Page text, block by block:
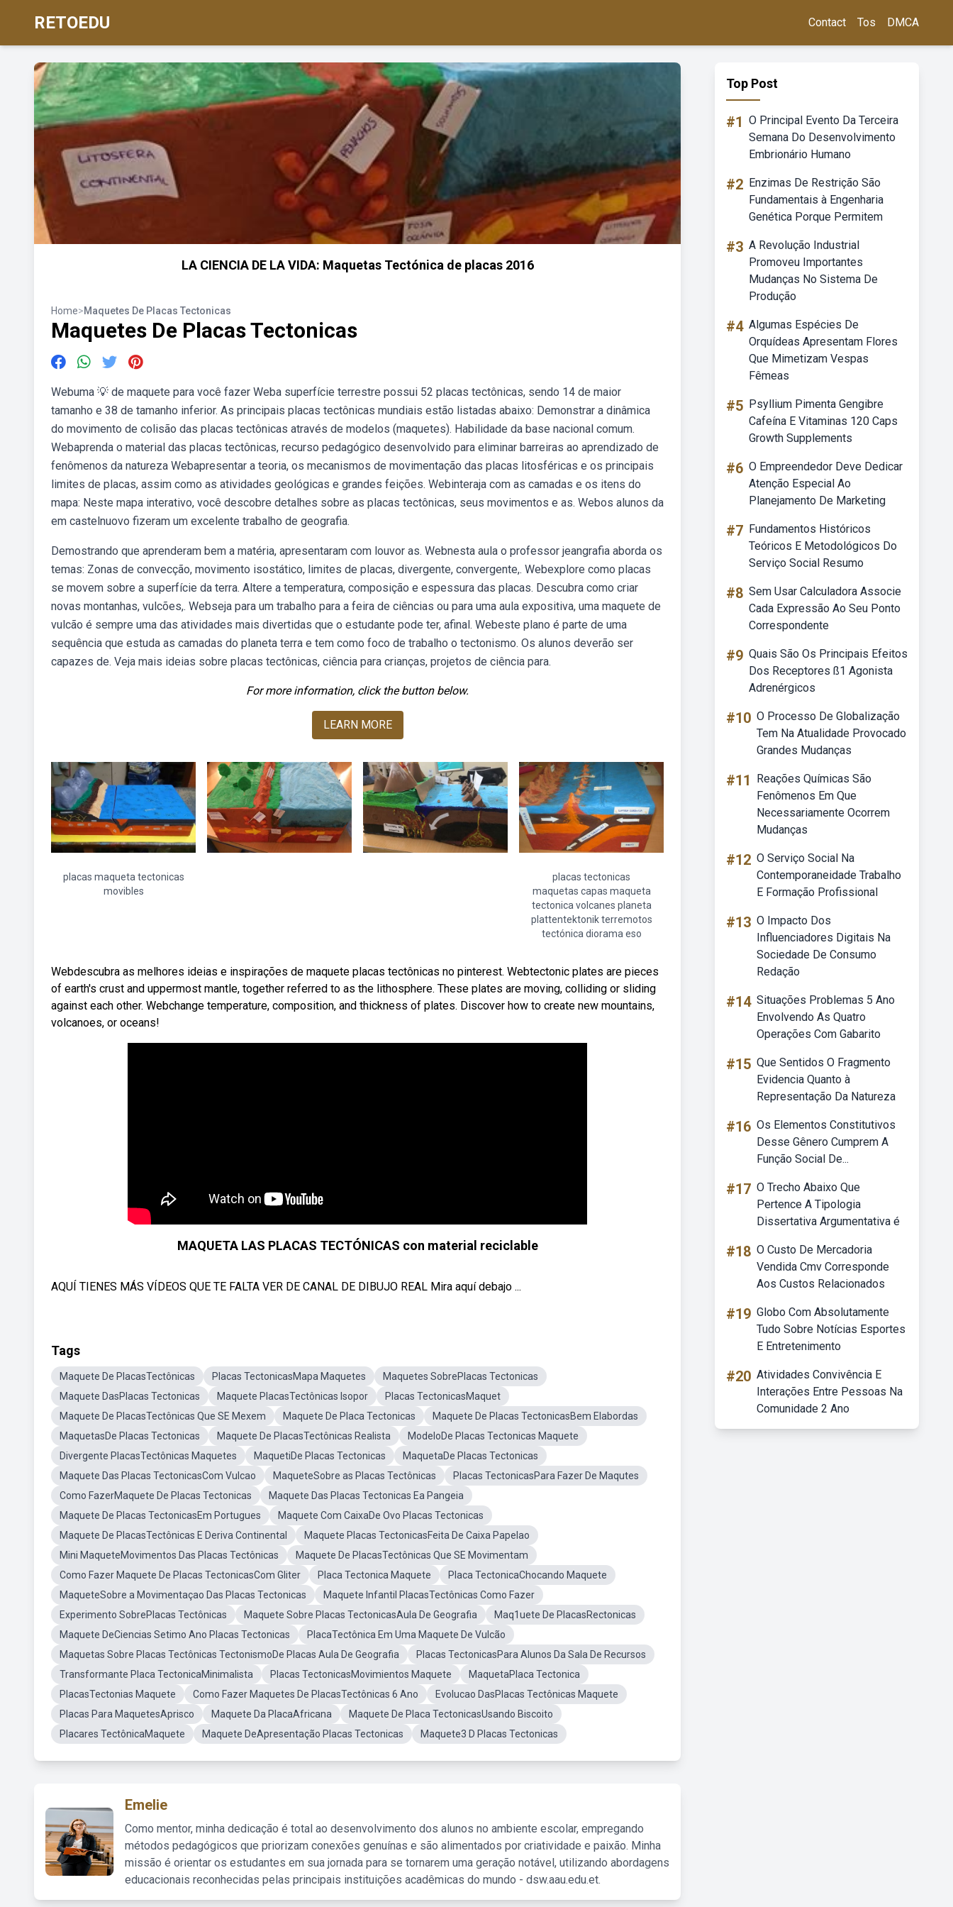
RETOEDU Contact Tos DMCA
LA CIENCIA DE LA VIDA: Maquetas Tectónica de placas 2016
Home>Maquetes De Placas Tectonicas
Maquetes De Placas Tectonicas
Webuma 💡 de maquete para você fazer Weba superfície terrestre possui 52 placas tectônicas, sendo 14 de maior
tamanho e 38 de tamanho inferior. As principais placas tectônicas mundiais estão listadas abaixo: Demonstrar a dinâmica
do movimento de colisão das placas tectônicas através de modelos (maquetes). Habilidade da base nacional comum.
Webaprenda o material das placas tectônicas, recurso pedagógico desenvolvido para eliminar barreiras ao aprendizado de
fenômenos da natureza Webapresentar a teoria, os mecanismos de movimentação das placas litosféricas e os principais
limites de placas, assim como as atividades geológicas e grandes feições. Webinteraja com as camadas e os itens do
mapa: Neste mapa interativo, você descobre detalhes sobre as placas tectônicas, seus movimentos e as. Webos alunos da
em castelnuovo fizeram um excelente trabalho de geografia.
Demostrando que aprenderam bem a matéria, apresentaram com louvor as. Webnesta aula o professor jeangrafia aborda os
temas: Zonas de convecção, movimento isostático, limites de placas, divergente, convergente,. Webexplore como placas
se movem sobre a superfície da terra. Altere a temperatura, composição e espessura das placas. Descubra como criar
novas montanhas, vulcões,. Webseja para um trabalho para a feira de ciências ou para uma aula expositiva, uma maquete de
vulcão é sempre uma das atividades mais divertidas que o estudante pode ter, afinal. Webeste plano é parte de uma
sequência que estuda as camadas do planeta terra e tem como foco de trabalho o tectonismo. Os alunos deverão ser
capazes de. Veja mais ideias sobre placas tectônicas, ciência para crianças, projetos de ciência para.
For more information, click the button below.
LEARN MORE
placas maqueta tectonicas
movibles
placas tectonicas
maquetas capas maqueta
tectonica volcanes planeta
plattentektonik terremotos
tectónica diorama eso
Webdescubra as melhores ideias e inspirações de maquete placas tectônicas no pinterest. Webtectonic plates are pieces
of earth's crust and uppermost mantle, together referred to as the lithosphere. These plates are moving, colliding or sliding
against each other. Webchange temperature, composition, and thickness of plates. Discover how to create new mountains,
volcanoes, or oceans!
MAQUETA LAS PLACAS TECTÓNICAS con material reciclable
AQUÍ TIENES MÁS VÍDEOS QUE TE FALTA VER DE CANAL DE DIBUJO REAL Mira aquí debajo ...
Tags
Maquete De PlacasTectônicas Placas TectonicasMapa Maquetes
Maquetes SobrePlacas Tectonicas
Maquete DasPlacas Tectonicas
Maquete PlacasTectônicas Isopor
Placas TectonicasMaquet
Maquete De PlacasTectônicas Que SE Mexem
Maquete De Placa Tectonicas
Maquete De Placas TectonicasBem Elabordas
MaquetasDe Placas Tectonicas
Maquete De PlacasTectônicas Realista
ModeloDe Placas Tectonicas Maquete
Divergente PlacasTectônicas Maquetes
MaquetiDe Placas Tectonicas
MaquetaDe Placas Tectonicas
Maquete Das Placas TectonicasCom Vulcao
MaqueteSobre as Placas Tectônicas
Placas TectonicasPara Fazer De Maqutes
Como FazerMaquete De Placas Tectonicas
Maquete Das Placas Tectonicas Ea Pangeia
Maquete De Placas TectonicasEm Portugues
Maquete Com CaixaDe Ovo Placas Tectonicas
Maquete De PlacasTectônicas E Deriva Continental
Maquete Placas TectonicasFeita De Caixa Papelao
Mini MaqueteMovimentos Das Placas Tectônicas
Maquete De PlacasTectônicas Que SE Movimentam
Como Fazer Maquete De Placas TectonicasCom Gliter
Placa Tectonica Maquete
Placa TectonicaChocando Maquete
MaqueteSobre a Movimentaçao Das Placas Tectonicas
Maquete Infantil PlacasTectônicas Como Fazer
Experimento SobrePlacas Tectônicas
Maquete Sobre Placas TectonicasAula De Geografia
Maq1uete De PlacasRectonicas
Maquete DeCiencias Setimo Ano Placas Tectonicas
PlacaTectônica Em Uma Maquete De Vulcão
Maquetas Sobre Placas Tectônicas TectonismoDe Placas Aula De Geografia
Placas TectonicasPara Alunos Da Sala De Recursos
Transformante Placa TectonicaMinimalista
Placas TectonicasMovimientos Maquete
MaquetaPlaca Tectonica
PlacasTectonias Maquete
Como Fazer Maquetes De PlacasTectônicas 6 Ano
Evolucao DasPlacas Tectônicas Maquete
Placas Para MaquetesAprisco
Maquete Da PlacaAfricana
Maquete De Placa TectonicasUsando Biscoito
Placares TectônicaMaquete
Maquete DeApresentação Placas Tectonicas Maquete3 D Placas Tectonicas
Emelie
Como mentor, minha dedicação é total ao desenvolvimento dos alunos no ambiente escolar, empregando
métodos pedagógicos que priorizam conexões genuínas e são alimentados por criatividade e paixão. Minha
missão é orientar os estudantes em sua jornada para se tornarem uma geração notável, utilizando abordagens
educacionais reconhecidas pelas principais instituições acadêmicas do mundo - dsw.aau.edu.et.
Top Post
#1 O Principal Evento Da Terceira
Semana Do Desenvolvimento
Embrionário Humano
#2 Enzimas De Restrição São
Fundamentais à Engenharia
Genética Porque Permitem
#3 A Revolução Industrial
Promoveu Importantes
Mudanças No Sistema De
Produção
#4 Algumas Espécies De
Orquídeas Apresentam Flores
Que Mimetizam Vespas
Fêmeas
#5 Psyllium Pimenta Gengibre
Cafeína E Vitaminas 120 Caps
Growth Supplements
#6 O Empreendedor Deve Dedicar
Atenção Especial Ao
Planejamento De Marketing
#7 Fundamentos Históricos
Teóricos E Metodológicos Do
Serviço Social Resumo
#8 Sem Usar Calculadora Associe
Cada Expressão Ao Seu Ponto
Correspondente
#9 Quais São Os Principais Efeitos
Dos Receptores ß1 Agonista
Adrenérgicos
#10 O Processo De Globalização
Tem Na Atualidade Provocado
Grandes Mudanças
#11
Reações Químicas São
Fenômenos Em Que
Necessariamente Ocorrem
Mudanças
#12 O Serviço Social Na
Contemporaneidade Trabalho
E Formação Profissional
#13 O Impacto Dos
Influenciadores Digitais Na
Sociedade De Consumo
Redação
#14 Situações Problemas 5 Ano
Envolvendo As Quatro
Operações Com Gabarito
#15 Que Sentidos O Fragmento
Evidencia Quanto à
Representação Da Natureza
#16 Os Elementos Constitutivos
Desse Gênero Cumprem A
Função Social De...
#17 O Trecho Abaixo Que
Pertence A Tipologia
Dissertativa Argumentativa é
#18 O Custo De Mercadoria
Vendida Cmv Corresponde
Aos Custos Relacionados
#19 Globo Com Absolutamente
Tudo Sobre Notícias Esportes
E Entretenimento
#20 Atividades Convivência E
Interações Entre Pessoas Na
Comunidade 2 Ano